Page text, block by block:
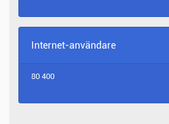
Internet-användare
80 400